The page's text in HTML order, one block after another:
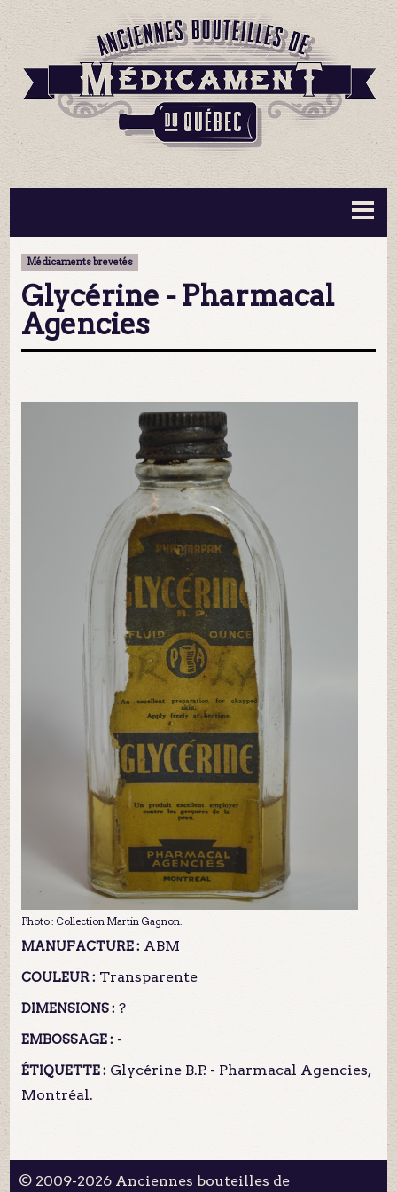
BOUTEILLES ▼
MA COLLECTION
CONTACT
Médicaments brevetés
Glycérine - Pharmacal
Agencies
Photo : Collection Martin Gagnon.
MANUFACTURE : ABM
COULEUR : Transparente
DIMENSIONS : ?
EMBOSSAGE : -
ÉTIQUETTE : Glycérine B.P. - Pharmacal Agencies,
Montréal.
© 2009-2026 Anciennes bouteilles de